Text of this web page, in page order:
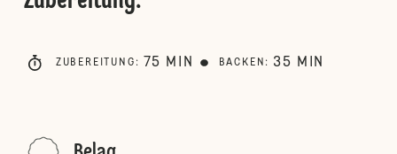
ZUBEREITUNG : 75 MIN BACKEN : 35 MIN